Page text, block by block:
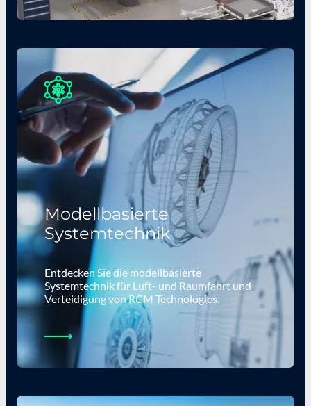
Modellbasierte
Systemtechnik
Entdecken Sie die modellbasierte
Systemtechnik für Luft- und Raumfahrt und
Verteidigung von RCM Technologies.